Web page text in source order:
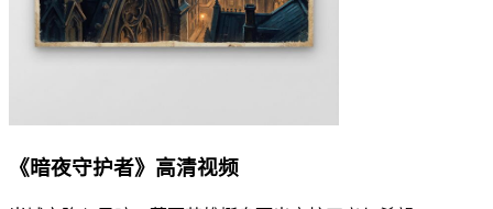
《暗夜守护者》高清视频